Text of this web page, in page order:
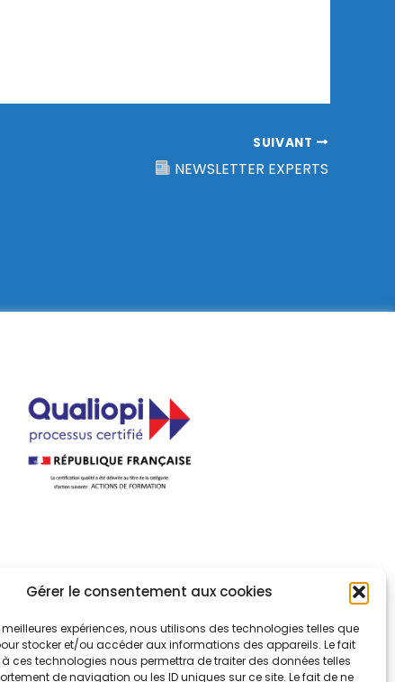
Gérer le consentement aux cookies
meilleures expériences, nous utilisons des technologies telles que
stocker et/ou accéder aux informations des appareils. Le fait
ces technologies nous permettra de traiter des données telles
de navigation ou les ID uniques sur ce site. Le fait de ne
SUIVANT
NEWSLETTER EXPERTS
le certificat